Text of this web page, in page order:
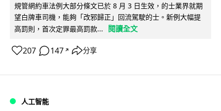
規管網約車法例大部分條文已於 8 月 3 日生效，的士業界就期
望白牌車司機，能夠「改邪歸正」回流駕駛的士。新例大幅提
高罰則，首次定罪最高罰款...
閱讀全文
207 147 ↗ 分享
人工智能